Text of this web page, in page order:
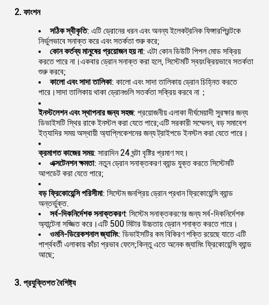
2. ফাংশন
সঠিক স্বীকৃতি: এটি ড্রোনের ধরন এবং অনন্য ইলেকট্রনিক ফিঙ্গারপ্রিন্টকে
নির্ভুলভাবে সনাক্ত করে এবং সতর্কতা শুরু করে;
কোন কর্তব্য মানুষের প্রয়োজন হয় না: এটা কোন ডিউটি ​​পিপল মোড সক্রিয়
করতে পারে না।একবার ড্রোন সনাক্ত করা হলে, সিস্টেমটি স্বয়ংক্রিয়ভাবে সতর্কতা
শুরু করবে;
কালো এবং সাদা তালিকা: কালো এবং সাদা তালিকায় ড্রোন চিহ্নিত করতে
পারে।সাদা তালিকায় থাকা ড্রোনগুলি সতর্কতা সক্রিয় করবে না；
ইনস্টলেশন এবং স্থাপনার জন্য সহজ: প্রয়োজনীয় এলাকা দীর্ঘমেয়াদী সুরক্ষার জন্য
ডিভাইসটি স্থির রাকে ইনস্টল করা যেতে পারে;এটি সরকারী সম্মেলন, বড় সমাবেশ
ইত্যাদির সময় অস্থায়ী অ্যাপ্লিকেশনের জন্য ট্রাইপডে ইনস্টল করা যেতে পারে।
ক্রমাগত কাজের সময়: সারাদিন 24 ঘন্টা বৃষ্টির প্রমাণ সহ।
এক্সটেনশন ক্ষমতা: নতুন ড্রোন সনাক্তকরণ ব্যান্ড যুক্ত করতে সিস্টেমটি
আপডেট করা যেতে পারে;
বড় ফ্রিকোয়েন্সি পরিসীমা: সিস্টেম জনপ্রিয় ড্রোন প্রধান ফ্রিকোয়েন্সি ব্যান্ড
অন্তর্ভুক্ত.
সর্ব-দিকনির্দেশক সনাক্তকরণ: সিস্টেম সনাক্তকরণের জন্য সর্ব-দিকনির্দেশক
অ্যান্টেনা সজ্জিত করে।এটি 500 মিটার উচ্চতায় ড্রোন শনাক্ত করতে পারে।
ওমনি-ডিরেকশনাল জ্যামিং: ডিভাইসটির কম বিকিরণ শক্তি রয়েছে যাতে এটি
পার্শ্ববর্তী এলাকায় কাঁচা প্রভাব ফেলে;কিন্তু এতে অনেক জ্যামিং ফ্রিকোয়েন্সি ব্যান্ড
আছে;
3. প্রযুক্তিগত বৈশিষ্ট্য